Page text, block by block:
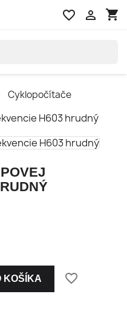
shopping_cart

favorite_border
Cyklopočítače
KOŠÍKA
favorite_border